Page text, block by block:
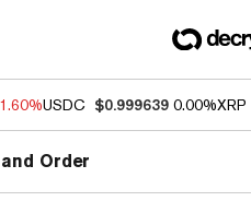
USDC $0.999639 0.00%XRP
Order